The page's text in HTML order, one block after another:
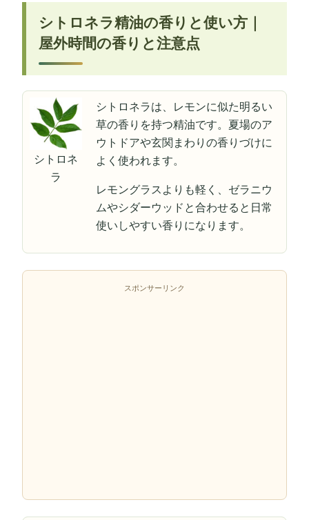
シトロネラ精油の香りと使い方｜
屋外時間の香りと注意点
シトロネ
ラ
シトロネラは、レモンに似た明るい
草の香りを持つ精油です。夏場のア
ウトドアや玄関まわりの香りづけに
よく使われます。
レモングラスよりも軽く、ゼラニウ
ムやシダーウッドと合わせると日常
使いしやすい香りになります。
スポンサーリンク